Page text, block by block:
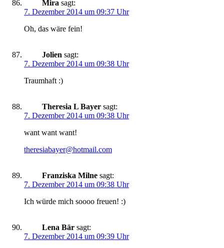
Mira sagt:
7. Dezember 2014 um 09:37 Uhr
Oh, das wäre fein!
Jolien sagt:
7. Dezember 2014 um 09:38 Uhr
Traumhaft :)
Theresia L Bayer sagt:
7. Dezember 2014 um 09:38 Uhr
want want want!
theresiabayer@hotmail.com
Franziska Milne sagt:
7. Dezember 2014 um 09:38 Uhr
Ich würde mich soooo freuen! :)
Lena Bär sagt:
7. Dezember 2014 um 09:39 Uhr